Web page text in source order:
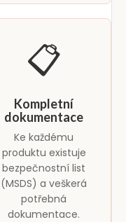
📋
Kompletní
dokumentace
Ke každému
produktu existuje
bezpečnostní list
(MSDS) a veškerá
potřebná
dokumentace.